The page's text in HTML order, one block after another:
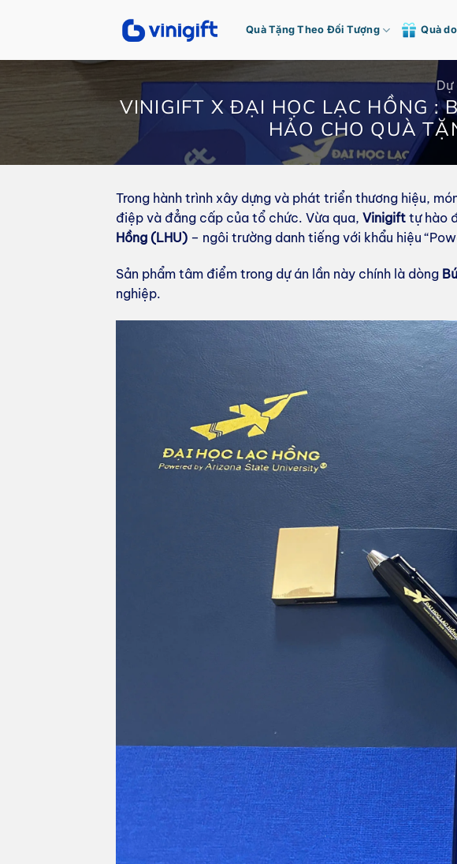
Quà Tặng Theo Đối Tượng Quà
Dự
VINIGIFT X ĐẠI HỌC LẠC HỒNG :
HẢO CHO QUÀ
Trong hành trình xây dựng và phát triển thương hiệu,
điệp và đẳng cấp của tổ chức. Vừa qua, Vinigift tự hào
Hồng (LHU) – ngôi trường danh tiếng với khẩu hiệu
Sản phẩm tâm điểm trong dự án lần này chính là dòng
nghiệp.